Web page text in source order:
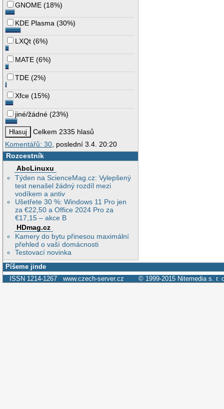
GNOME (18%)
KDE Plasma (30%)
LXQt (6%)
MATE (6%)
TDE (2%)
Xfce (15%)
jiné/žádné (23%)
Celkem 2335 hlasů
Komentářů: 30, poslední 3.4. 20:20
Rozcestník
AbcLinuxu
Týden na ScienceMag.cz: Vylepšený
test nenašel žádný rozdíl mezi
vodíkem a antiv
Ušetřete 30 %: Windows 11 Pro jen
za €22,50 a Office 2024 Pro za
€17,15 – akce B
HDmag.cz
Kamery do bytu přinesou maximální
přehled o vaší domácnosti
Testovací novinka
Píšeme jinde
ISSN 1214-1267 www.czech-server.cz © 1999-2015 Nitemedia s. r.